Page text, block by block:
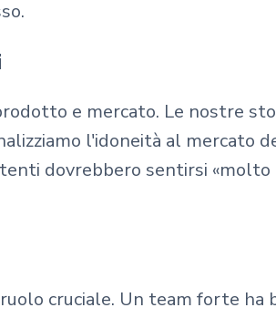
e mercato. Le nostre
l'idoneità al mercato
dovrebbero sentirsi «molto
cruciale. Un team forte ha